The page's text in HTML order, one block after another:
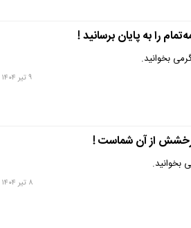
۹ تیر ۱۴۰۴
۸ تیر ۱۴۰۴